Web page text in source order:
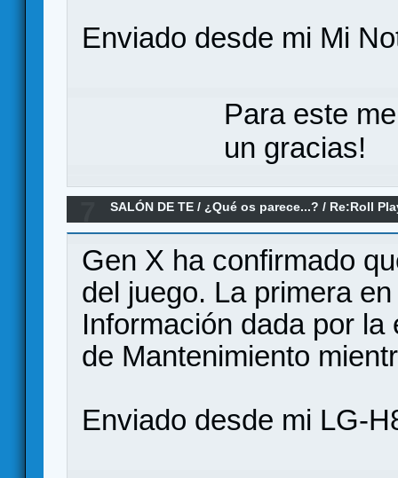
Enviado desde mi Mi
Para este
un gracias!
SALÓN DE TE / ¿Qué os parece...? / Re:Roll
Gen X ha confirmado
del juego. La primera
Información dada por
de Mantenimiento
Enviado desde mi LG-